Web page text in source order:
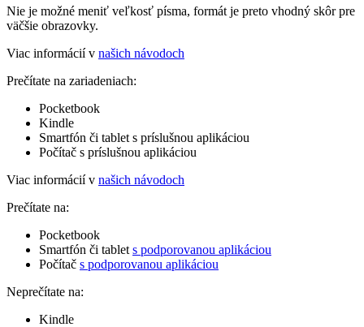
Nie je možné meniť veľkosť písma, formát je preto vhodný skôr pre
väčšie obrazovky.
Viac informácií v našich návodoch
Prečítate na zariadeniach:
Pocketbook
Kindle
Smartfón či tablet s príslušnou aplikáciou
Počítač s príslušnou aplikáciou
Viac informácií v našich návodoch
Prečítate na:
Pocketbook
Smartfón či tablet s podporovanou aplikáciou
Počítač s podporovanou aplikáciou
Neprečítate na:
Kindle